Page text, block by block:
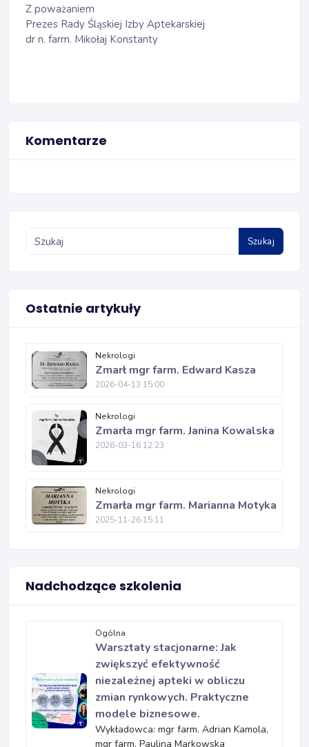
Z poważaniem
Prezes Rady Śląskiej Izby Aptekarskiej
dr n. farm. Mikołaj Konstanty
Komentarze
Szukaj
Ostatnie artykuły
Nekrologi
Zmarł mgr farm. Edward Kasza
2026-04-13 15:00
Nekrologi
Zmarła mgr farm. Janina Kowalska
2026-03-16 12:23
Nekrologi
Zmarła mgr farm. Marianna Motyka
2025-11-26 15:11
Nadchodzące szkolenia
Ogólna
Warsztaty stacjonarne: Jak
zwiększyć efektywność
niezależnej apteki w obliczu
zmian rynkowych. Praktyczne
modele biznesowe.
Wykładowca: mgr farm. Adrian Kamola,
mgr farm. Paulina Markowska